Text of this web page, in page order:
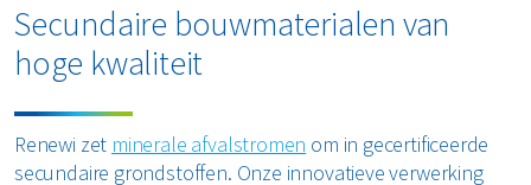
Secundaire bouwmaterialen van
hoge kwaliteit
Renewi zet minerale afvalstromen om in gecertificeerde
secundaire grondstoffen. Onze innovatieve verwerking